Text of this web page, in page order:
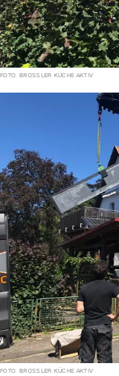
FOTO: BROSSLER KÜCHE AKTIV
FOTO: BROSSLER KÜCHE AKTIV